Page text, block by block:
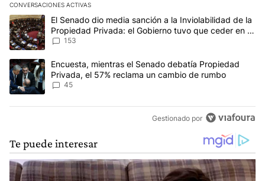
CONVERSACIONES ACTIVAS
Este listado muestra los artículos con más comentarios en los
Un artículo de tendencia con el título "El Senado dio media
El Senado dio media sanción a la Inviolabilidad de la
Propiedad Privada: el Gobierno tuvo que ceder en la
Ley del Manejo del Fuego
153
Un artículo de tendencia con el título "Encuesta, mientras el
Encuesta, mientras el Senado debatía Propiedad
Privada, el 57% reclama un cambio de rumbo
45
Gestionado por